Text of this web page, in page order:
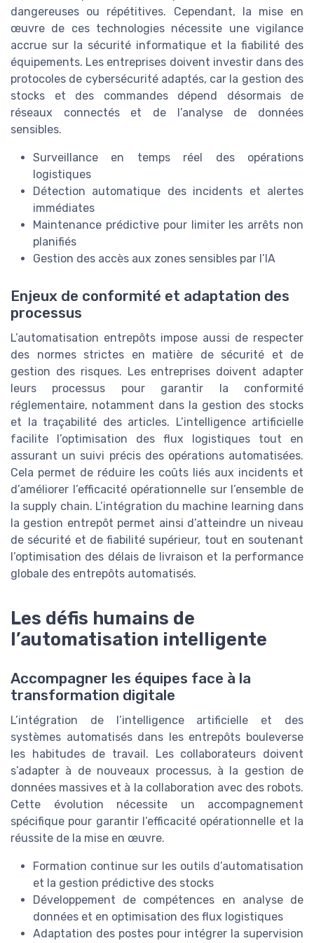
dangereuses ou répétitives. Cependant, la mise en
œuvre de ces technologies nécessite une vigilance
accrue sur la sécurité informatique et la fiabilité des
équipements. Les entreprises doivent investir dans des
protocoles de cybersécurité adaptés, car la gestion des
stocks et des commandes dépend désormais de
réseaux connectés et de l’analyse de données
sensibles.
Surveillance en temps réel des opérations
logistiques
Détection automatique des incidents et alertes
immédiates
Maintenance prédictive pour limiter les arrêts non
planifiés
Gestion des accès aux zones sensibles par l’IA
Enjeux de conformité et adaptation des
processus
L’automatisation entrepôts impose aussi de respecter
des normes strictes en matière de sécurité et de
gestion des risques. Les entreprises doivent adapter
leurs processus pour garantir la conformité
réglementaire, notamment dans la gestion des stocks
et la traçabilité des articles. L’intelligence artificielle
facilite l’optimisation des flux logistiques tout en
assurant un suivi précis des opérations automatisées.
Cela permet de réduire les coûts liés aux incidents et
d’améliorer l’efficacité opérationnelle sur l’ensemble de
la supply chain. L’intégration du machine learning dans
la gestion entrepôt permet ainsi d’atteindre un niveau
de sécurité et de fiabilité supérieur, tout en soutenant
l’optimisation des délais de livraison et la performance
globale des entrepôts automatisés.
Les défis humains de
l’automatisation intelligente
Accompagner les équipes face à la
transformation digitale
L’intégration de l’intelligence artificielle et des
systèmes automatisés dans les entrepôts bouleverse
les habitudes de travail. Les collaborateurs doivent
s’adapter à de nouveaux processus, à la gestion de
données massives et à la collaboration avec des robots.
Cette évolution nécessite un accompagnement
spécifique pour garantir l’efficacité opérationnelle et la
réussite de la mise en œuvre.
Formation continue sur les outils d’automatisation
et la gestion prédictive des stocks
Développement de compétences en analyse de
données et en optimisation des flux logistiques
Adaptation des postes pour intégrer la supervision